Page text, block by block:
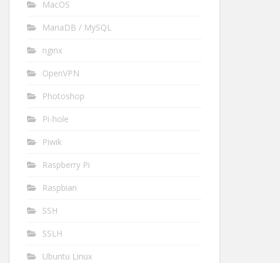
MacOS
MariaDB / MySQL
nginx
OpenVPN
Photoshop
Pi-hole
Piwik
Raspberry Pi
Raspbian
SSH
SSLH
Ubuntu Linux